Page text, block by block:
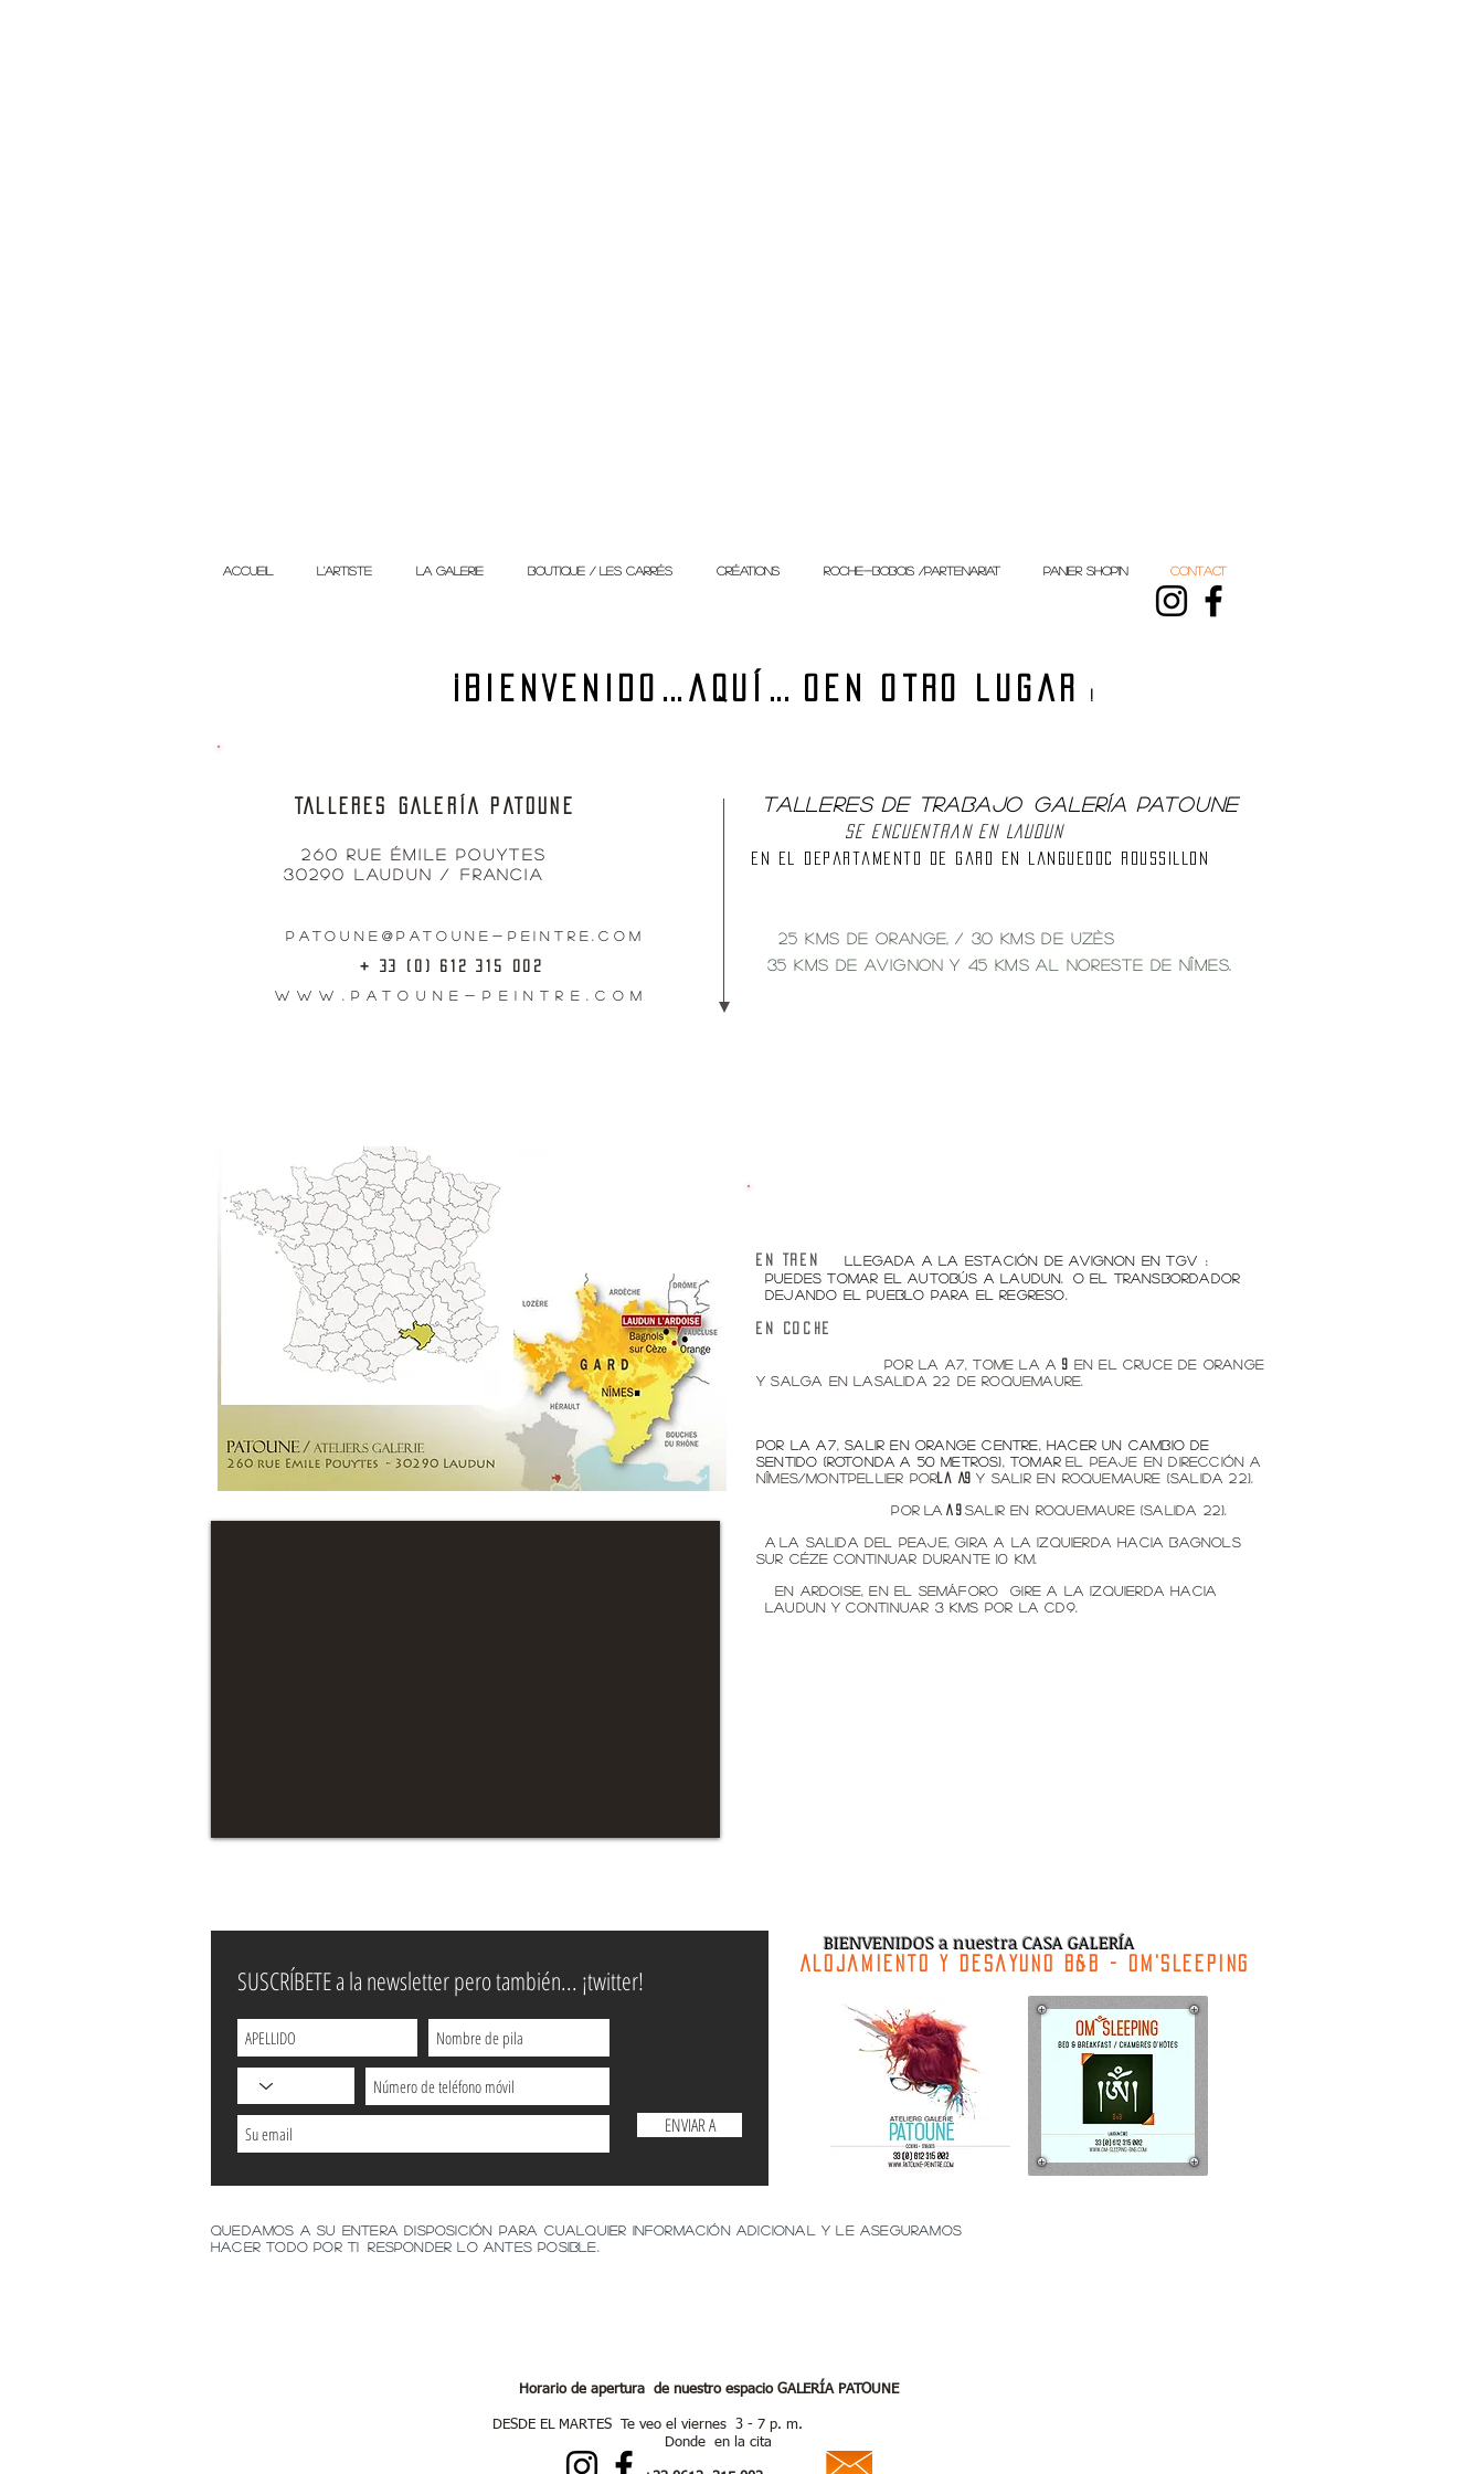
ACCUEIL L'ARTISTE LA GALERIE BOUTIQUE / Les Carrés créations ROCHE-BOBOIS /Partenariat PANIER shop'in CONTACT
¡Bienvenido aquí en otro lugar
TALLERES GALERÍA PATOUNE
260 rue Émile Pouytes
30290 Laudun / Francia
patoune@patoune-peintre.com
+ 33 (0) 612 315 002
www.patoune-peintre.com
TALLERES DE TRABAJO GALERÍA PATOUNE
se encuentran en LAUDUN
en el departamento de gard en Languedoc ROUSSILLON
25 Kms de Orange,
/ 30 Kms de Uzès
35 KMS de Avignon y 45 Kms al noreste de Nîmes.
En tren Llegada a la estación de AVIGNON en TGV
:
Puedes tomar el autobús a Laudun.
o el transbordador
dejando el pueblo para el regreso.
En coche
por la A7, tome la A 9
en el cruce de Orange
y salga en la salida 22 de Roquemaure.
por la A7, salir en Orange Centre, hacer un cambio de
sentido (rotonda a 50 metros), tomar el peaje en dirección a
Nîmes/Montpellier por la A9 y salir en Roquemaure (salida 22).
por la A 9 salir en Roquemaure (salida 22).
A la salida del peaje, gira a la izquierda hacia Bagnols
sur Céze continuar durante 10 km.
En Ardoise, en el semáforo
gire a la izquierda hacia
Laudun y continuar 3 Kms por la CD9.
BIENVENIDOS a nuestra CASA GALERÍA
Alojamiento y Desayuno B&B - OM'SLEEPING
SUSCRÍBETE a la newsletter pero también... ¡twitter!
ENVIAR A
Quedamos a su entera disposición para cualquier información adicional y le aseguramos
hacer todo por ti
responder lo antes posible.
Horario de apertura de nuestro espacio GALERÍA PATOUNE
DESDE EL MARTES Te veo el viernes 3 - 7 p. m.
Donde en la cita